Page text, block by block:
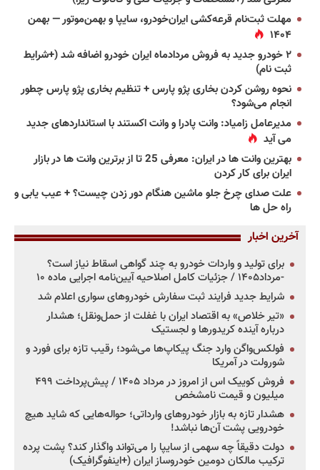
مهلت ثبت‌نام قرعه‌کشی ایران‌خودرو، سایپا و بهمن‌موتور — بهمن
۱۴۰۴
۲ خودرو جدید به فروش مردادماه ایران خودرو اضافه شد (+شرایط
ثبت نام)
نحوه روشن کردن بخاری پژو پارس + تنظیم بخاری پژو پارس چطور
انجام می‌شود؟
مدیرعامل زامیاد: وانت پادرا و وانت اکستند با استانداردهای جدید
می آید
بهترین وانت ها در ایران: معرفی 25 تا از برترین وانت ها در بازار
ایران برای کار کردن
علت صدای چرخ جلو ماشین هنگام دور زدن چیست؟ + عیب یابی و
راه حل ها
آخرین اخبار
برای تولید و واردات خودرو به چند گواهی اسقاط نیاز است؟
-مرداد۱۴۰۵ / جزئیات کامل اصلاحیه آیین‌نامه اجرایی ماده ۱۰
شرایط جدید فرایند ثبت سفارش خودروهای سواری اعلام شد
«تیر خلاص» به اقتصاد ایران با غفلت از حمل‌ونقل؛ هشدار
درباره آینده کریدورها و لجستیک
فولکس‌واگن وارد جنگ پیکاپ‌ها می‌شود؛ رقیب تازه برای فورد و
شورولت در آمریکا
فروش کوییک اس از امروز در مرداد ۱۴۰۵ / پیش‌پرداخت ۴۹۹
میلیون و قیمت نامشخص
هشدار تازه به بازار خودروهای وارداتی؛ حواله‌هایی که شاید هیچ
خودرویی پشت آن‌ها نباشد!
دولت دقیقاً چه سهمی از سایپا را می‌تواند واگذار کند؟ پشت پرده
ترکیب مالکان دومین خودروساز ایران (+اینفوگرافیک)